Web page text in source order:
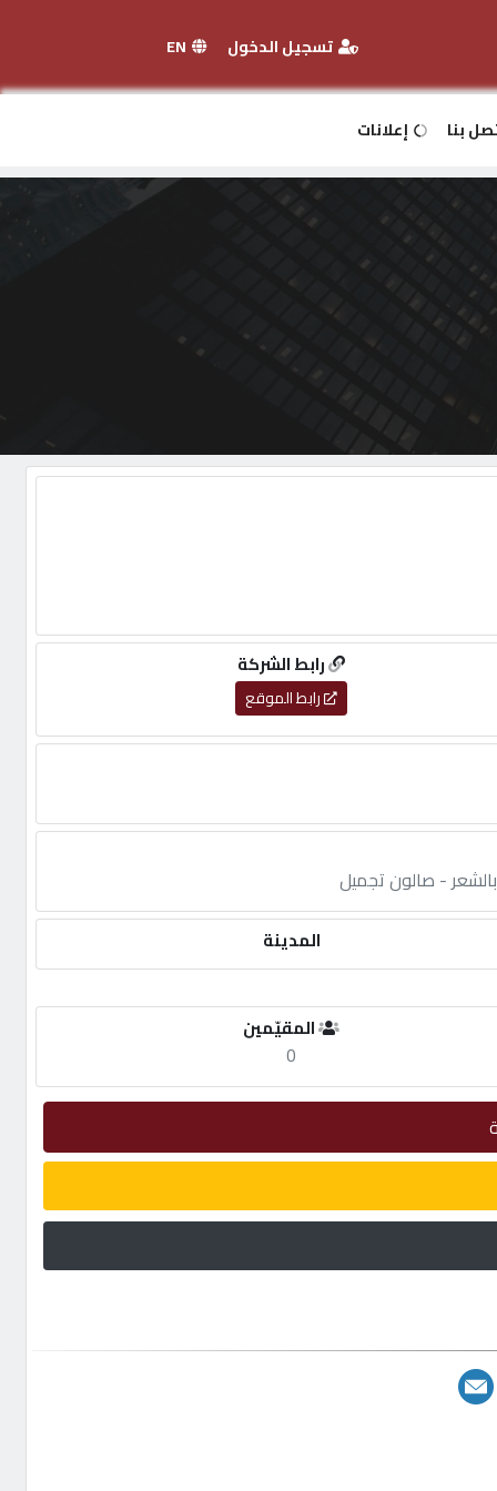
تسجيل الدخول
بنا إعلانات
رابط الشركة
رابط الموقع
بالشعر - صالون تجميل
المدينة
المقيّمين
0